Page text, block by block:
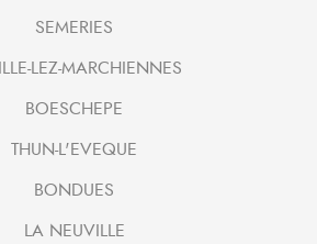
SEMERIES
LEZ-MARCHIENNES
BOESCHEPE
THUN-L'EVEQUE
BONDUES
LA NEUVILLE